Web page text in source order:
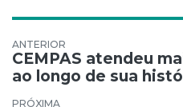
Navegação
CEMPAS atendeu
ao longo de sua